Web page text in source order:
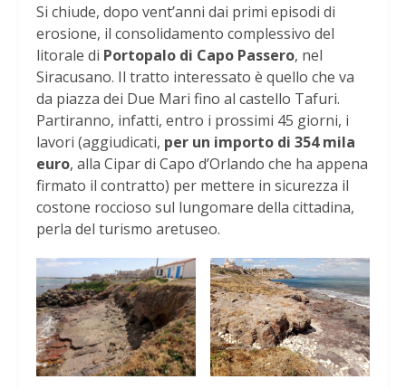
Si chiude, dopo vent’anni dai primi episodi di
erosione, il consolidamento complessivo del
litorale di Portopalo di Capo Passero, nel
Siracusano. Il tratto interessato è quello che va
da piazza dei Due Mari fino al castello Tafuri.
Partiranno, infatti, entro i prossimi 45 giorni, i
lavori (aggiudicati, per un importo di 354 mila
euro, alla Cipar di Capo d’Orlando che ha appena
firmato il contratto) per mettere in sicurezza il
costone roccioso sul lungomare della cittadina,
perla del turismo aretuseo.